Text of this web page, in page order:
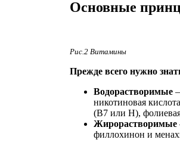
Основные
Рис.2 Витамины
Прежде всего нужно
Водорастворимые
никотиновая
(В7 или Н),
Жирорастворимые
филлохинон и